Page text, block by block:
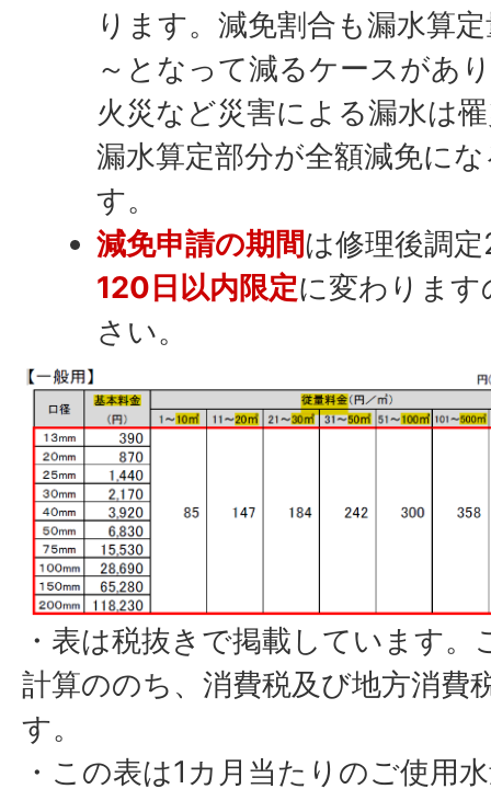
ります。減免割合も漏水算
～となって減るケースがあ
火災など災害による漏水は
漏水算定部分が全額減免に
す。
減免申請の期間は修理後調
120日以内限定に変わりま
さい。
・表は税抜きで掲載しています
計算ののち、消費税及び地方消費
す。
・この表は1カ月当たりのご使用